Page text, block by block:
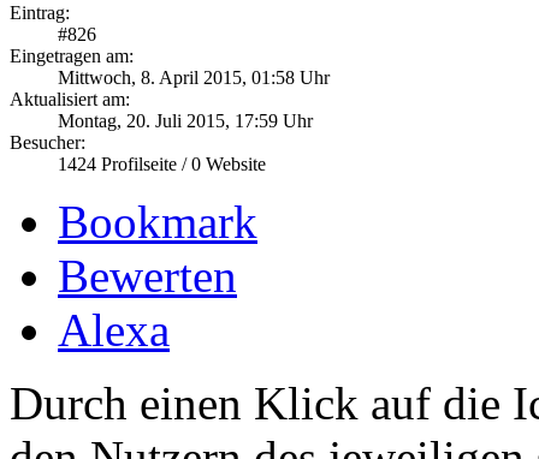
Eintrag:
#826
Eingetragen am:
Mittwoch, 8. April 2015, 01:58 Uhr
Aktualisiert am:
Montag, 20. Juli 2015, 17:59 Uhr
Besucher:
1424 Profilseite /0 Website
Bookmark
Bewerten
Alexa
Durch einen Klick auf die